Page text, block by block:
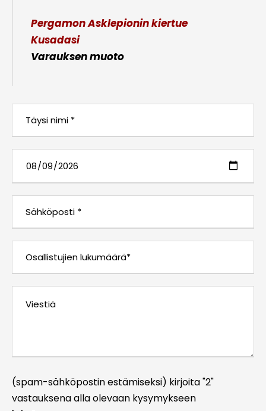
Pergamon Asklepionin kiertue
Kusadasi
Varauksen muoto
(spam-sähköpostin estämiseksi) kirjoita "2"
vastauksena alla olevaan kysymykseen